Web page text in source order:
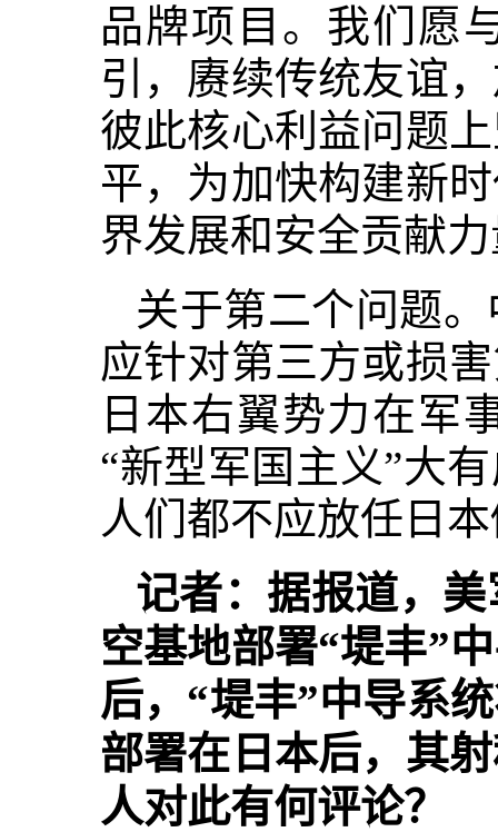
品牌项目。我们愿
引，赓续传统友谊
彼此核心利益问题
平，为加快构建新
界发展和安全贡献
关于第二个问题
应针对第三方或损
日本右翼势力在军
“新型军国主义”大
人们都不应放任日
记者：据报道，
空基地部署“堤丰”
后，“堤丰”中导系
部署在日本后，其
人对此有何评论？